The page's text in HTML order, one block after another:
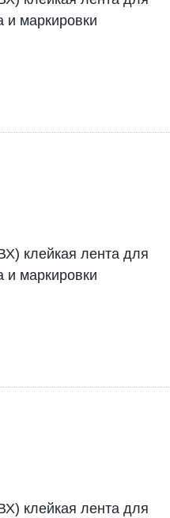
и маркировки
клейкая лента для
и маркировки
клейкая лента для